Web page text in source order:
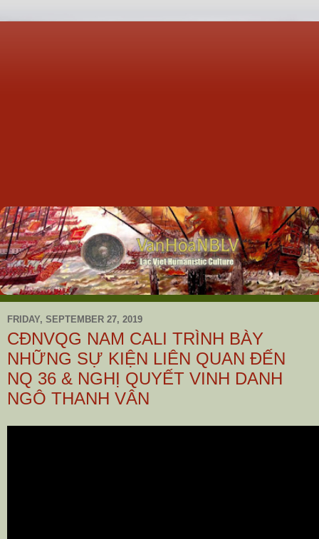
FRIDAY, SEPTEMBER 27, 2019
CĐNVQG NAM CALI TRÌNH BÀY
NHỮNG SỰ KIỆN LIÊN QUAN ĐẾN
NQ 36 & NGHỊ QUYẾT VINH DANH
NGÔ THANH VÂN